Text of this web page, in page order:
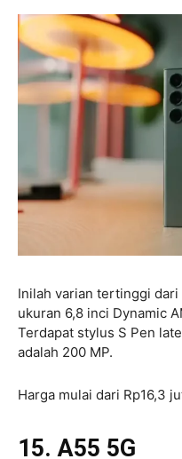
Inilah varian tertinggi
ukuran 6,8 inci Dynamic
Terdapat stylus S Pen
adalah 200 MP.
Harga mulai dari Rp16,3
15. A55 5G